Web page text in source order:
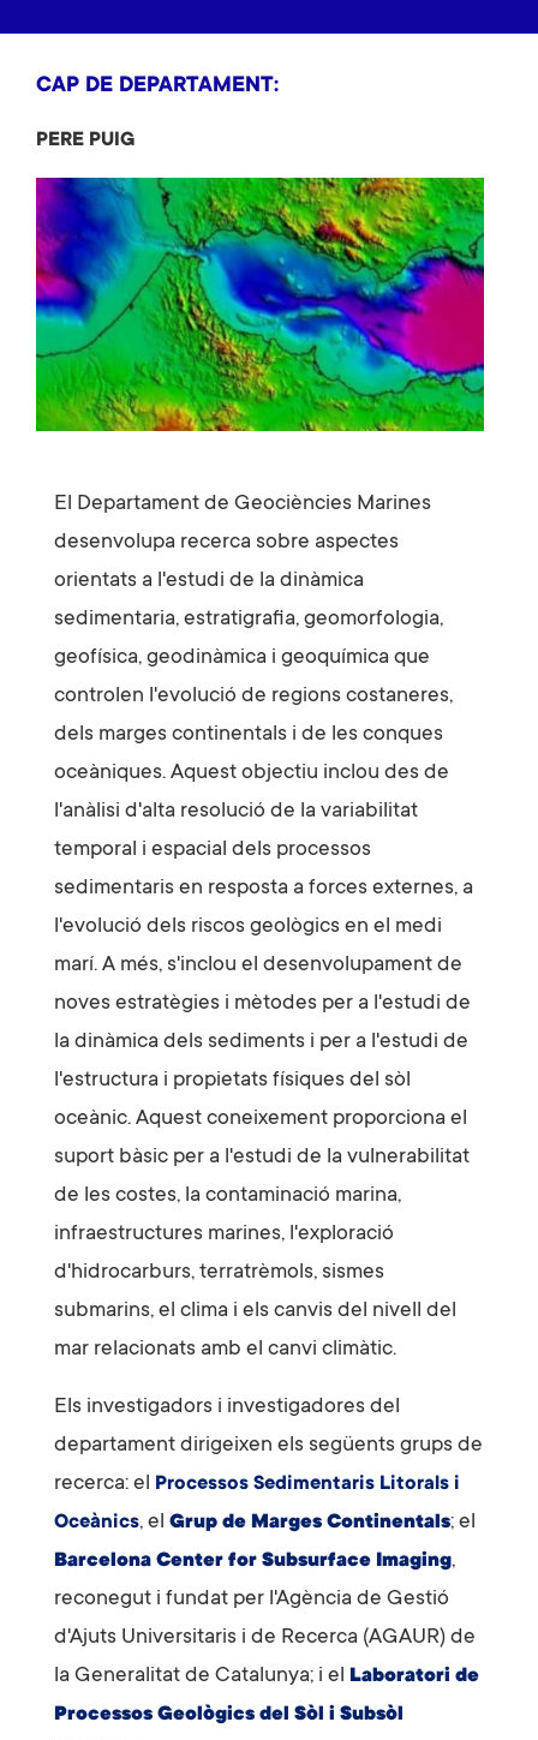
CAP DE DEPARTAMENT:
PERE PUIG
El Departament de Geociències Marines
desenvolupa recerca sobre aspectes
orientats a l'estudi de la dinàmica
sedimentaria, estratigrafia, geomorfologia,
geofísica, geodinàmica i geoquímica que
controlen l'evolució de regions costaneres,
dels marges continentals i de les conques
oceàniques. Aquest objectiu inclou des de
l'anàlisi d'alta resolució de la variabilitat
temporal i espacial dels processos
sedimentaris en resposta a forces externes, a
l'evolució dels riscos geològics en el medi
marí. A més, s'inclou el desenvolupament de
noves estratègies i mètodes per a l'estudi de
la dinàmica dels sediments i per a l'estudi de
l'estructura i propietats físiques del sòl
oceànic. Aquest coneixement proporciona el
suport bàsic per a l'estudi de la vulnerabilitat
de les costes, la contaminació marina,
infraestructures marines, l'exploració
d'hidrocarburs, terratrèmols, sismes
submarins, el clima i els canvis del nivell del
mar relacionats amb el canvi climàtic.
Els investigadors i investigadores del
departament dirigeixen els següents grups de
recerca: el Processos Sedimentaris Litorals i
Oceànics, el Grup de Marges Continentals; el
Barcelona Center for Subsurface Imaging,
reconegut i fundat per l'Agència de Gestió
d'Ajuts Universitaris i de Recerca (AGAUR) de
la Generalitat de Catalunya; i el Laboratori de
Processos Geològics del Sòl i Subsòl